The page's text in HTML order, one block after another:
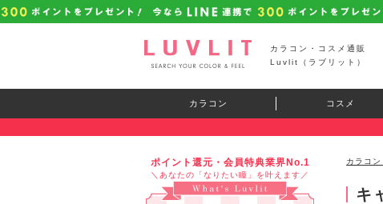
カラコン・コスメ通販
Luvlit（ラブリット）
カラコン コスメ
ポイント還元・会員特典業界No.1
＼あなたの「なりたい瞳」を叶えます／
カラコ
キ